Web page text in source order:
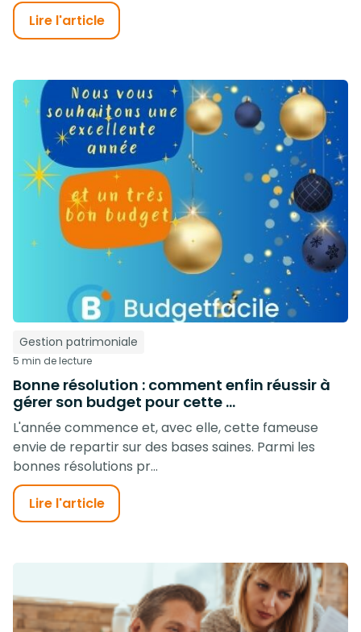
Lire l'article
Gestion patrimoniale
5 min de lecture
Bonne résolution : comment enfin réussir à
gérer son budget pour cette ...
L'année commence et, avec elle, cette fameuse
envie de repartir sur des bases saines. Parmi les
bonnes résolutions pr...
Lire l'article